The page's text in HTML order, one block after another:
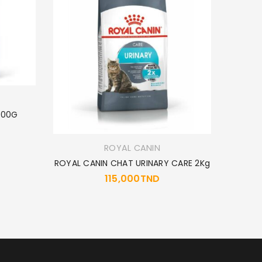
ROYAL CANIN
ROYAL CANIN CHAT URINARY CARE 2Kg
115,000TND